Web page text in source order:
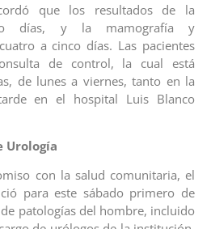
que los resultados de la
días, y la mamografía y
a cinco días. Las pacientes
de control, la cual está
de lunes a viernes, tanto en la
en el hospital Luis Blanco
Urología
con la salud comunitaria, el
para este sábado primero de
patologías del hombre, incluido